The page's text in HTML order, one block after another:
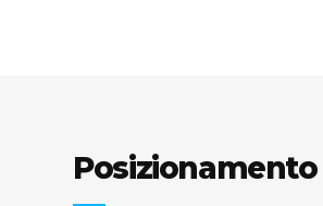
Posizionamento